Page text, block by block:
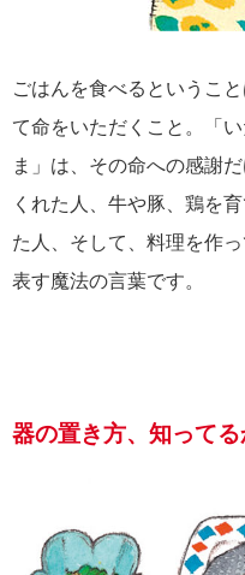
ごはんを食べるというこ
て命をいただくこと。「
ま」は、その命への感謝
くれた人、牛や豚、鶏を
た人、そして、料理を作
表す魔法の言葉です。
器の置き方、知ってる